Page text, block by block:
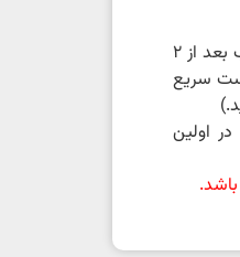
سفارشات ثبت شده در بازه زمانی 09:00 صبح الی 9:00 شب بعد از 2
سریع
شب، روز بعد در اولین